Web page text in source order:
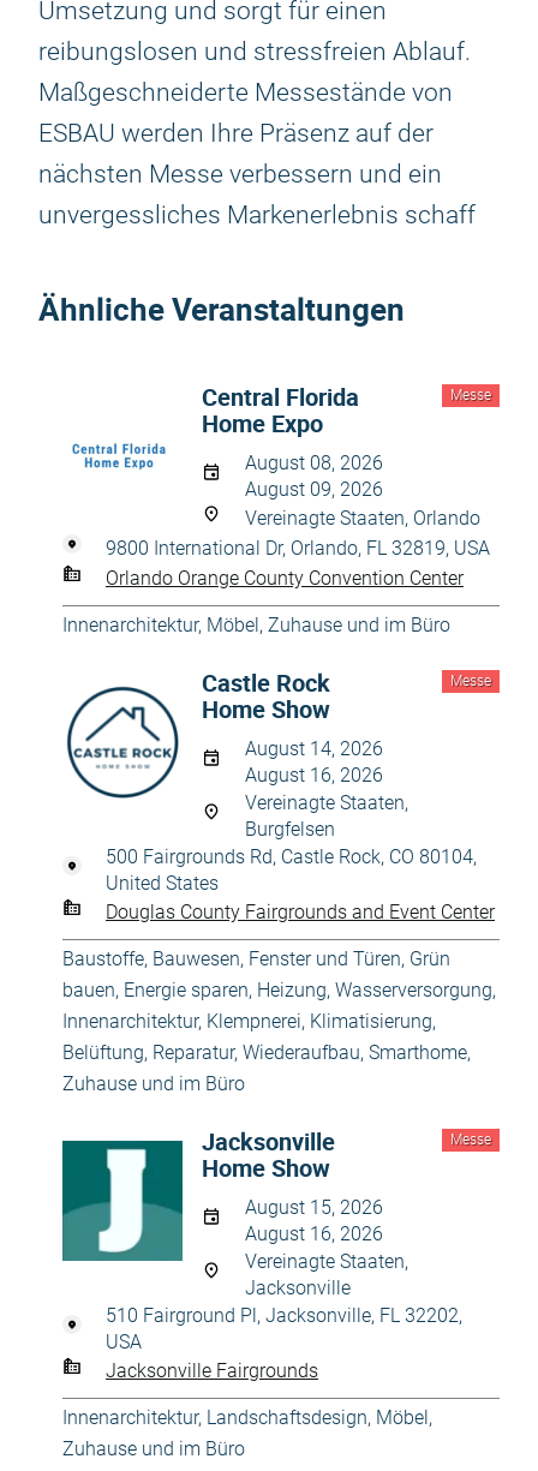
Umsetzung und sorgt für einen
reibungslosen und stressfreien Ablauf.
Maßgeschneiderte Messestände von
ESBAU werden Ihre Präsenz auf der
nächsten Messe verbessern und ein
unvergessliches Markenerlebnis schaff
Ähnliche Veranstaltungen
Messe
Central Florida
Home Expo
August 08, 2026
August 09, 2026
Vereinagte Staaten, Orlando
9800 International Dr, Orlando, FL 32819, USA
Orlando Orange County Convention Center
Innenarchitektur, Möbel, Zuhause und im Büro
Messe
Castle Rock
Home Show
August 14, 2026
August 16, 2026
Vereinagte Staaten,
Burgfelsen
500 Fairgrounds Rd, Castle Rock, CO 80104,
United States
Douglas County Fairgrounds and Event Center
Baustoffe, Bauwesen, Fenster und Türen, Grün
bauen, Energie sparen, Heizung, Wasserversorgung,
Innenarchitektur, Klempnerei, Klimatisierung,
Belüftung, Reparatur, Wiederaufbau, Smarthome,
Zuhause und im Büro
Messe
Jacksonville
Home Show
August 15, 2026
August 16, 2026
Vereinagte Staaten,
Jacksonville
510 Fairground Pl, Jacksonville, FL 32202,
USA
Jacksonville Fairgrounds
Innenarchitektur, Landschaftsdesign, Möbel,
Zuhause und im Büro